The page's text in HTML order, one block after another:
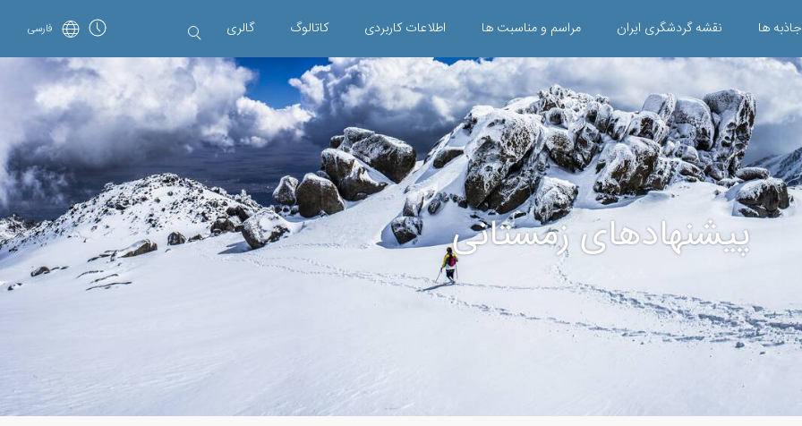
جاذبه ها نقشه گردشگری ایران مراسم و مناسبت ها اطلاعات کاربردی کاتالوگ گالری فارسی
پیشنهادهای زمستانی